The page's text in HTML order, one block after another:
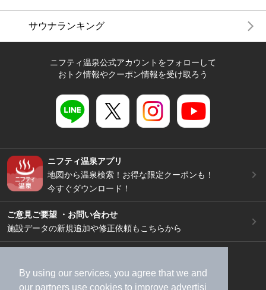
By using our services, you agree that we and
our partners use cookies to improve advertisi
サウナランキング
ニフティ温泉公式アカウントをフォローして
おトク情報やクーポン情報を受け取ろう
ニフティ温泉アプリ
地図から温泉検索！お得な限定クーポンも！
今すぐダウンロード！
ご意見ご要望 ・お問い合わせ
施設データの新規追加や修正依頼もこちらから
加盟店募集（資料請求）
広告出稿のご案内
利用規約
ライフスタイルMEMBERS+規約